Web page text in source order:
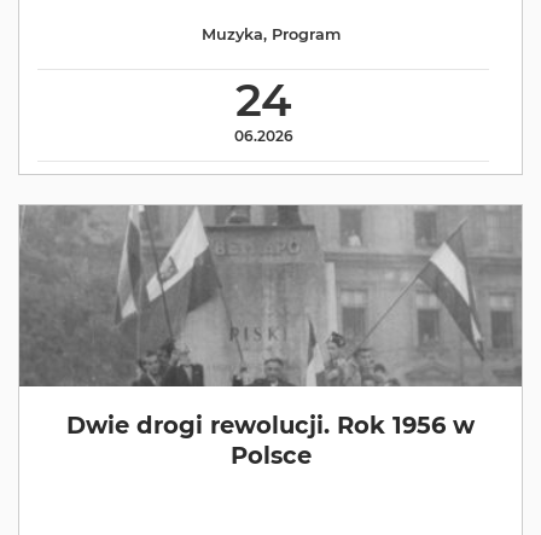
24
06.2026
Muzyka, Program
Dwie drogi rewolucji. Rok 1956 w
Polsce